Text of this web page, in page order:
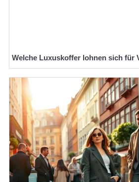
Welche Luxuskoffer lohnen sich für